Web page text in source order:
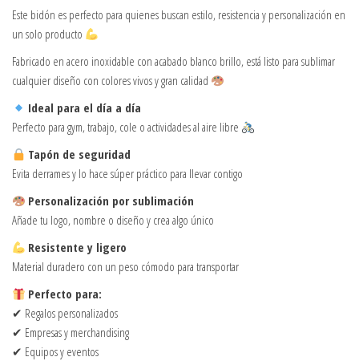
Este bidón es perfecto para quienes buscan estilo, resistencia y personalización en
un solo producto
Fabricado en acero inoxidable con acabado blanco brillo, está listo para sublimar
cualquier diseño con colores vivos y gran calidad
Ideal para el día a día
Perfecto para gym, trabajo, cole o actividades al aire libre
Tapón de seguridad
Evita derrames y lo hace súper práctico para llevar contigo
Personalización por sublimación
Añade tu logo, nombre o diseño y crea algo único
Resistente y ligero
Material duradero con un peso cómodo para transportar
Perfecto para:
✔ Regalos personalizados
✔ Empresas y merchandising
✔ Equipos y eventos